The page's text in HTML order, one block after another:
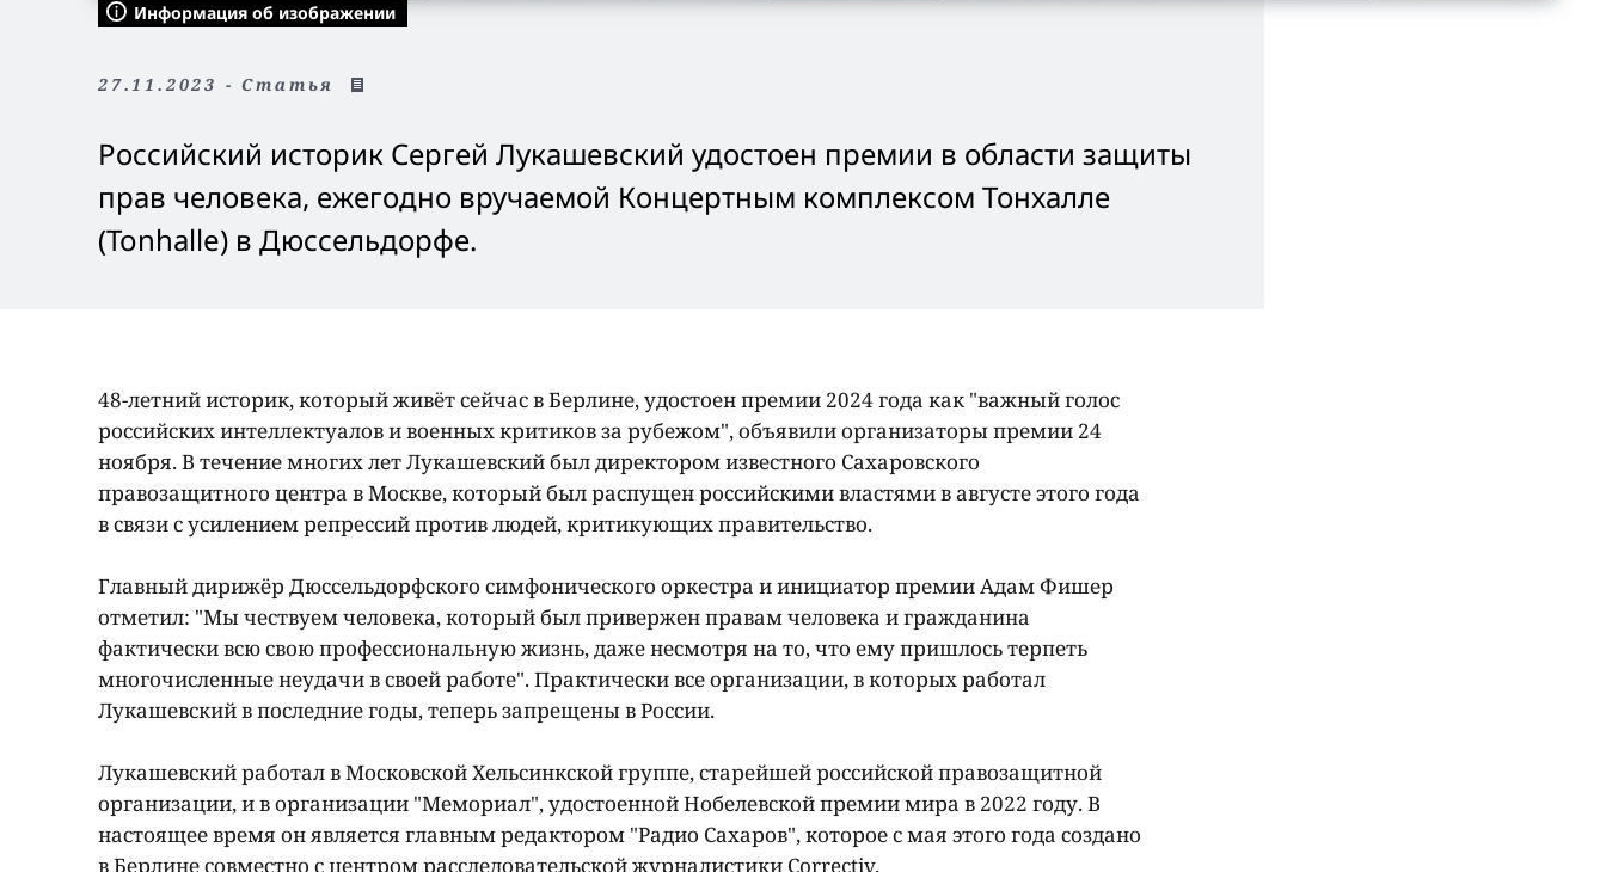
Информация об изображении
27.11.2023 - Статья
Российский историк Сергей Лукашевский удостоен премии в области защиты
прав человека, ежегодно вручаемой Концертным комплексом Тонхалле
(Tonhalle) в Дюссельдорфе.
48-летний историк, который живёт сейчас в Берлине, удостоен премии 2024 года как "важный голос
российских интеллектуалов и военных критиков за рубежом", объявили организаторы премии 24
ноября. В течение многих лет Лукашевский был директором известного Сахаровского
правозащитного центра в Москве, который был распущен российскими властями в августе этого года
в связи с усилением репрессий против людей, критикующих правительство.
Главный дирижёр Дюссельдорфского симфонического оркестра и инициатор премии Адам Фишер
отметил: "Мы чествуем человека, который был привержен правам человека и гражданина
фактически всю свою профессиональную жизнь, даже несмотря на то, что ему пришлось терпеть
многочисленные неудачи в своей работе". Практически все организации, в которых работал
Лукашевский в последние годы, теперь запрещены в России.
Лукашевский работал в Московской Хельсинкской группе, старейшей российской правозащитной
организации, и в организации "Мемориал", удостоенной Нобелевской премии мира в 2022 году. В
настоящее время он является главным редактором "Радио Сахаров", которое с мая этого года создано
в Берлине совместно с центром расследовательской журналистики Correctiv.